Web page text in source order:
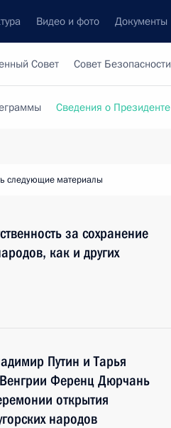
Видео и фото Документы
Совет Совет Безопасности
Сведения о Президенте
следующие материалы
за сохранение
как и других
Путин и Тарья
Ференц Дюрчань
открытия
народов